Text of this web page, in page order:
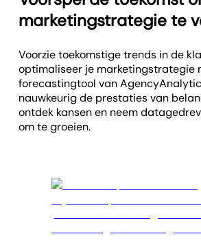
marketingstrategie te
Voorzie toekomstige trends in de
optimaliseer je marketingstrategie
forecastingtool van
nauwkeurig de prestaties van
ontdek kansen en neem
om te groeien.